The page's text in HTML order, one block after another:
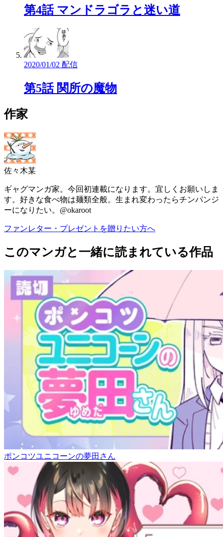
第4話 マンドラゴラと迷い道
2020/01/02 配信
第5話 関所の魔物
作家
佐々木某
ギャグマンガ家。今回初連載になります。宜しくお願いしま
す。好きな食べ物は麺類全般。生まれ変わったらチンパンジ
ーになりたい。@okaroot
ファンレター・プレゼントを贈りたい方へ
このマンガと一緒に読まれている作品
ポンコツユニコーンの夢田さん